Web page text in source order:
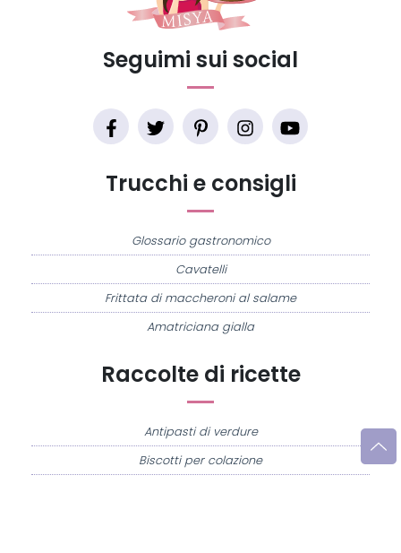
Raccolte di ricette
Antipasti di verdure
Biscotti per colazione
Trucchi e consigli
Glossario gastronomico
Cavatelli
Frittata di maccheroni al salame
Amatriciana gialla
Seguimi sui social